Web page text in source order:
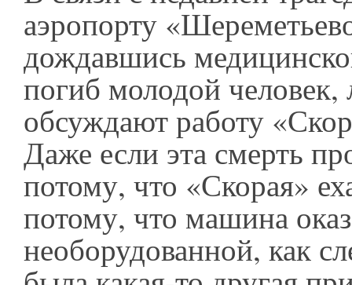
аэропорту
дождавшись
погиб молодой
обсуждают работу
Даже если эта смерть
потому, что «Скорая»
потому, что машина
необорудованной, как